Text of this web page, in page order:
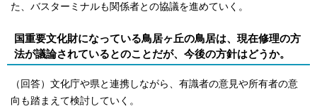
た、バスターミナルも関係者との協議を進めていく。
国重要文化財になっている鳥居ヶ丘の鳥居は、現在修理の方
法が議論されているとのことだが、今後の方針はどうか。
（回答）文化庁や県と連携しながら、有識者の意見や所有者の意
向も踏まえて検討していく。